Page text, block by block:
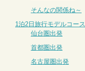
そんなの関係ね～
1泊2日旅行モデルコース
仙台圏出発
首都圏出発
名古屋圏出発